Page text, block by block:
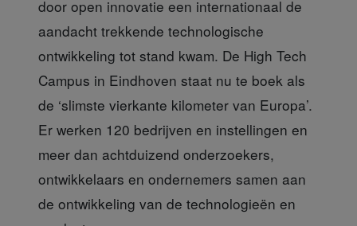
door open innovatie een internationaal de
aandacht trekkende technologische
ontwikkeling tot stand kwam. De High Tech
Campus in Eindhoven staat nu te boek als
de ‘slimste vierkante kilometer van Europa’.
Er werken 120 bedrijven en instellingen en
meer dan achtduizend onderzoekers,
ontwikkelaars en ondernemers samen aan
de ontwikkeling van de technologieën en